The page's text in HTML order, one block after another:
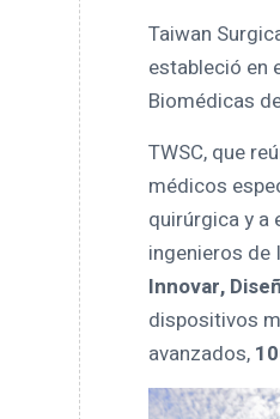
Taiwan
estableció en
Biomédicas
TWSC, que
médicos
quirúrgica y a
ingenieros de
Innovar,
dispositivos
avanzados,